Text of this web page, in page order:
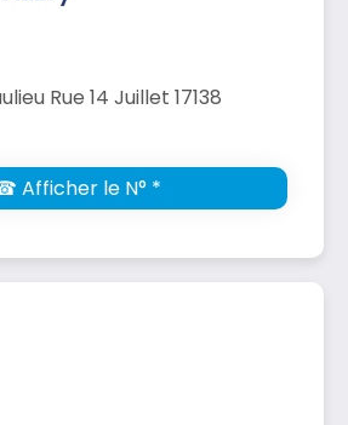
Rue 14 Juillet 17138
Afficher le N° *